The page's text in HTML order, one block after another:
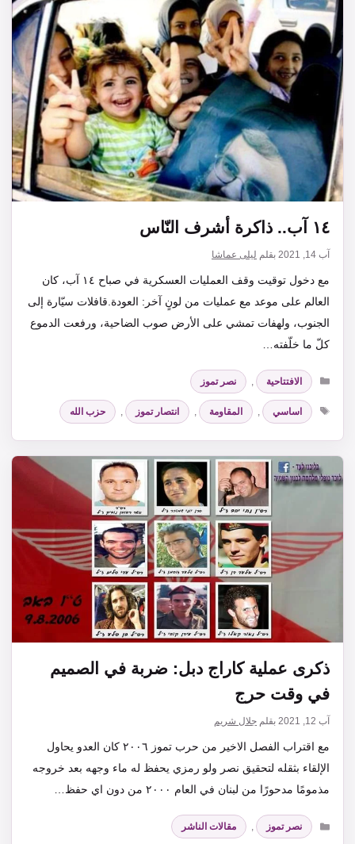
١٤ آب.. ذاكرة أشرف النّاس
آب 14, 2021 بقلم ليلى عماشا
مع دخول توقيت وقف العمليات العسكرية في صباح ١٤ آب، كان
العالم على موعد مع عمليات من لونٍ آخر: العودة.قافلات سيّارة إلى
الجنوب، ولهفات تمشي على الأرض صوب الضاحية، ورفعت الدموع
كلّ ما خلّفته…
التصنيفات
الافتتاحية ,
نصر تموز
الوسوم
اساسي , المقاومة , انتصار تموز , حزب الله
ذكرى عملية كاراج دبل: ضربة في الصميم
في وقت حرج
آب 12, 2021 بقلم جلال شريم
مع اقتراب الفصل الاخير من حرب تموز ٢٠٠٦ كان العدو يحاول
الإلقاء بثقله لتحقيق نصر ولو رمزي يحفظ له ماء وجهه بعد خروجه
مذمومًا مدحورًا من لبنان في العام ٢٠٠٠ من دون اي حفظ…
التصنيفات
نصر تموز ,
مقالات الناشر